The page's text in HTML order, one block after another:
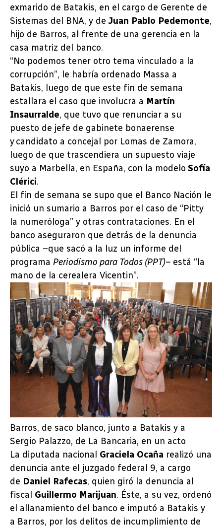
exmarido de Batakis, en el cargo de Gerente de
Sistemas del BNA, y de Juan Pablo Pedemonte,
hijo de Barros, al frente de una gerencia en la
casa matriz del banco.
“No podemos tener otro tema vinculado a la
corrupción”, le habría ordenado Massa a
Batakis, luego de que este fin de semana
estallara el caso que involucra a Martín
Insaurralde, que tuvo que renunciar a su
puesto de jefe de gabinete bonaerense
y candidato a concejal por Lomas de Zamora,
luego de que trascendiera un supuesto viaje
suyo a Marbella, en España, con la modelo Sofía
Clérici.
El fin de semana se supo que el Banco Nación le
inició un sumario a Barros por el caso de “Pitty
la numeróloga” y otras contrataciones. En el
banco aseguraron que detrás de la denuncia
pública –que sacó a la luz un informe del
programa Periodismo para Todos (PPT)– está “la
mano de la cerealera Vicentin”.
Barros, de saco blanco, junto a Batakis y a
Sergio Palazzo, de La Bancaria, en un acto
La diputada nacional Graciela Ocaña realizó una
denuncia ante el juzgado federal 9, a cargo
de Daniel Rafecas, quien giró la denuncia al
fiscal Guillermo Marijuan. Éste, a su vez, ordenó
el allanamiento del banco e imputó a Batakis y
a Barros, por los delitos de incumplimiento de